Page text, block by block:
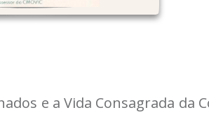
e a Vida Consagrada da